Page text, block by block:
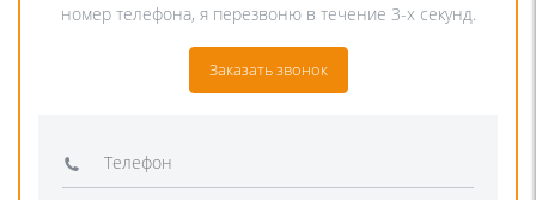
номер телефона, я перезвоню в течение 3-х секунд.
Заказать звонок